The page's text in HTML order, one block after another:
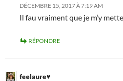
DÉCEMBRE 15, 2017 À 7:19 AM
Il fau vraiment que je m’y
RÉPONDRE
feelaure♥